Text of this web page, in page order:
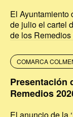
El Ayuntamiento
de julio el cartel
de los Remedios
COMARCA
Presentación
Remedios